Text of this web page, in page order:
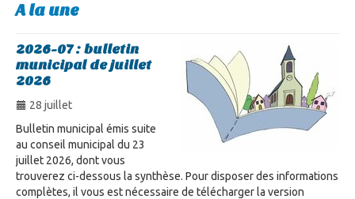
A la une
2026-07 : bulletin
municipal de juillet
2026
28 juillet
Bulletin municipal émis suite
au conseil municipal du 23
juillet 2026, dont vous
trouverez ci-dessous la synthèse. Pour disposer des informations
complètes, il vous est nécessaire de télécharger la version